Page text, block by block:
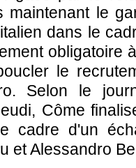
maintenant le
dans le
obligatoire
le
Selon le
Côme
cadre d'un
et Alessandro